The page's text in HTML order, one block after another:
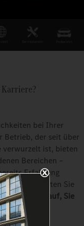
bei Ihrer
Betrieb, der seit über
ist, bieten
Bereichen –
Erfahrung
und gestalten Sie
uns darauf, Sie